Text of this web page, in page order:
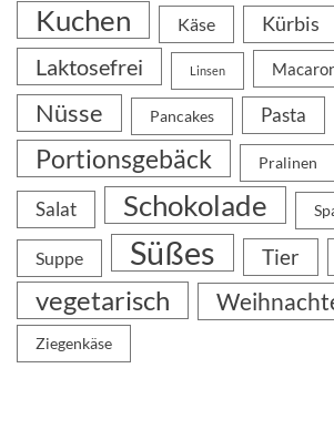
Kuchen Käse Kürbis
Laktosefrei Linsen
Nüsse Pancakes Pasta
Portionsgebäck Pralinen
Salat Schokolade
Suppe Süßes Tier
vegetarisch
Ziegenkäse